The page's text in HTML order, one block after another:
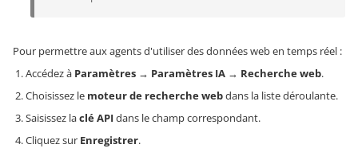
Pour permettre aux agents d'utiliser des données web en temps réel :
Accédez à Paramètres → Paramètres IA → Recherche web.
Choisissez le moteur de recherche webdans la liste déroulante.
Saisissez laclé APIdans le champ correspondant.
Cliquez sur Enregistrer.